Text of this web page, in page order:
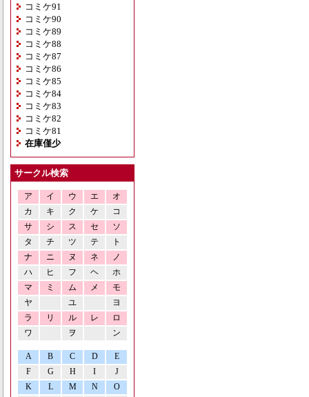
コミケ91
コミケ90
コミケ89
コミケ88
コミケ87
コミケ86
コミケ85
コミケ84
コミケ83
コミケ82
コミケ81
在庫僅少
サークル検索
ア イ ウ エ
オ
カ
キ ク ケ
コ
サ
シ ス セ
ソ
タ
チ ツ テ
ト
ナ
ニ ヌ ネ
ノ
ハ
ヒ フ ヘ
ホ
マ
ミ ム メ
モ
ヤ
ユ
ヨ
ラ
リ ル レ
ロ
ワ
ヲ ン
A B C D
E
F
G H I
J
K
L M N O